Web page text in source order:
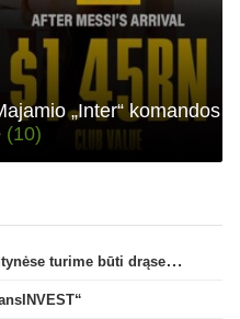
„Inter“ komandos
(10)
Ž. Sopičius: „Atsakomosiose rungtynėse turime būti drąsesni“